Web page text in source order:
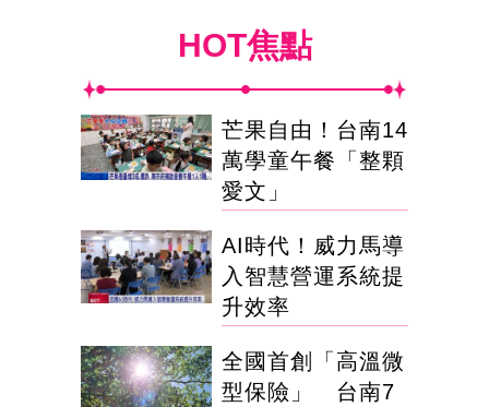
HOT焦點
芒果自由！台南14
萬學童午餐「整顆
愛文」
AI時代！威力馬導
入智慧營運系統提
升效率
全國首創「高溫微
型保險」 台南7